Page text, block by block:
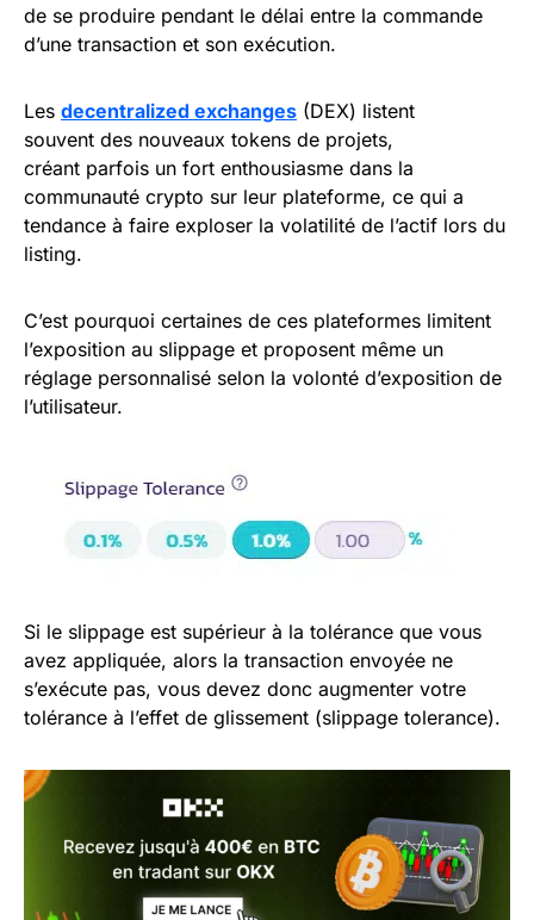
de se produire pendant le délai entre la commande
d’une transaction et son exécution.
Les decentralized exchanges (DEX) listent
souvent des nouveaux tokens de projets,
créant parfois un fort enthousiasme dans la
communauté crypto sur leur plateforme, ce qui a
tendance à faire exploser la volatilité de l’actif lors du
listing.
C’est pourquoi certaines de ces plateformes limitent
l’exposition au slippage et proposent même un
réglage personnalisé selon la volonté d’exposition de
l’utilisateur.
Si le slippage est supérieur à la tolérance que vous
avez appliquée, alors la transaction envoyée ne
s’exécute pas, vous devez donc augmenter votre
tolérance à l’effet de glissement (slippage tolerance).